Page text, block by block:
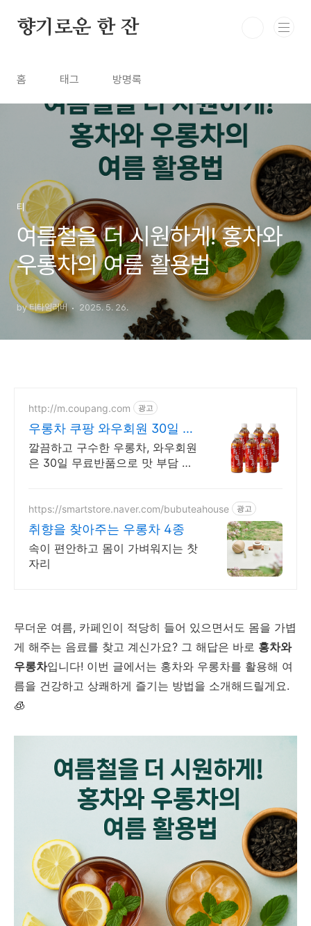
향기로운 한 잔
홈 태그 방명록
티
여름철을 더 시원하게! 홍차와
우롱차의 여름 활용법
by 티타임러버 2025. 5. 26.
http://m.coupang.com 광고
우롱차 쿠팡 와우회원 30일 무
료반품
깔끔하고 구수한 우롱차, 와우회원
은 30일 무료반품으로 맛 부담 없
식을 즐겨보세요.
https://smartstore.naver.com/bubuteahouse 광고
취향을 찾아주는 우롱차 4종
속이 편안하고 몸이 가벼워지는 찻
자리
무더운 여름, 카페인이 적당히 들어 있으면서도 몸을 가볍
게 해주는 음료를 찾고 계신가요? 그 해답은 바로 홍차와
우롱차입니다! 이번 글에서는 홍차와 우롱차를 활용해 여
름을 건강하고 상쾌하게 즐기는 방법을 소개해드릴게요.
🧊